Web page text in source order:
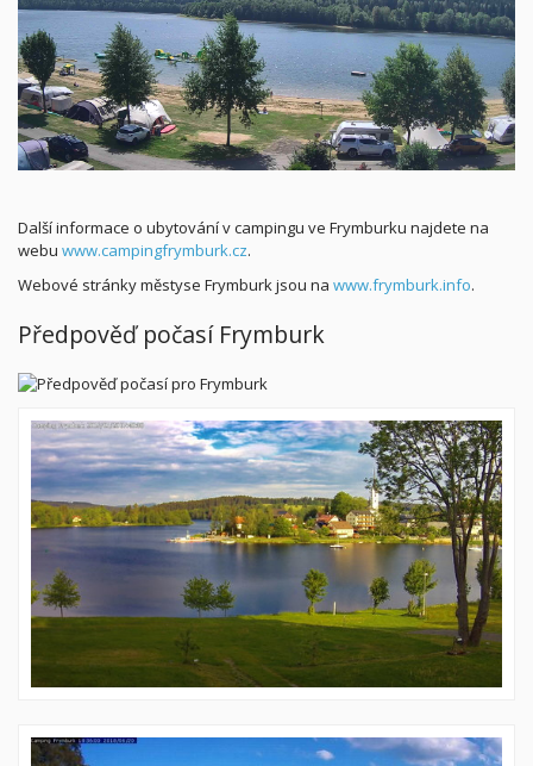
Další informace o ubytování v campingu ve Frymburku najdete na
webu www.campingfrymburk.cz.
Webové stránky městyse Frymburk jsou na www.frymburk.info.
Předpověď počasí Frymburk